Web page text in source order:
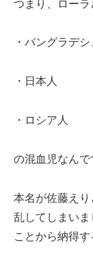
つまり、ローラ
・バングラデシ
・日本人
・ロシア人
の混血児なんで
本名が佐藤え
乱してしまい
ことから納得す